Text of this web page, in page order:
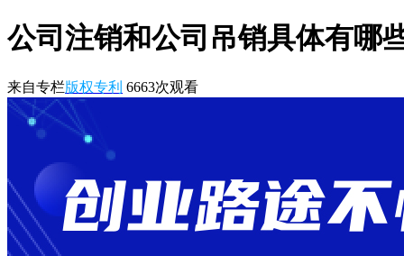
公司注销和公司吊销具体有哪
来自专栏版权专利 6663次观看